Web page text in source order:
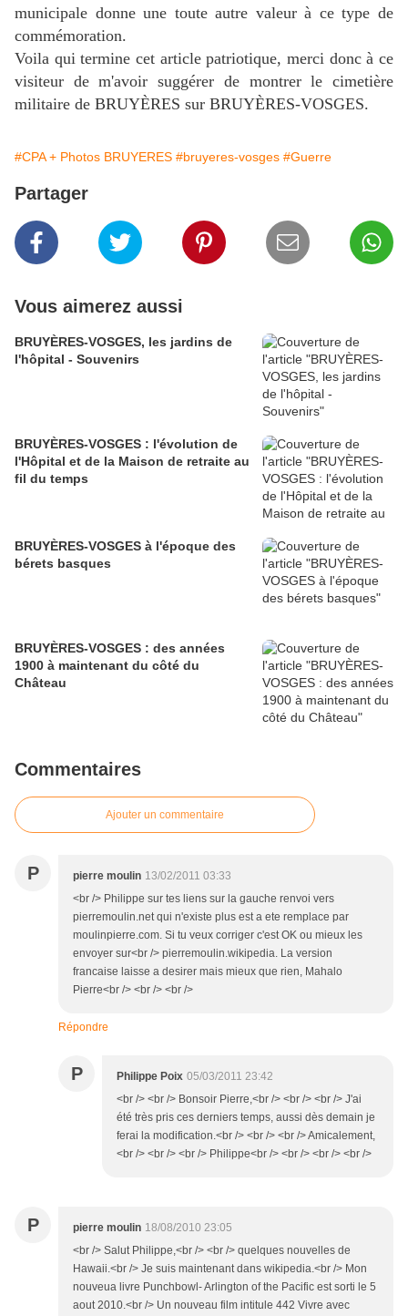
municipale donne une toute autre valeur à ce type de
commémoration.
Voila qui termine cet article patriotique, merci donc à ce
visiteur de m'avoir suggérer de montrer le cimetière
militaire de BRUYÈRES sur BRUYÈRES-VOSGES.
#CPA + Photos BRUYERES #bruyeres-vosges #Guerre
Partager
Vous aimerez aussi
BRUYÈRES-VOSGES, les jardins de
l'hôpital - Souvenirs
BRUYÈRES-VOSGES : l'évolution de
l'Hôpital et de la Maison de retraite au
fil du temps
BRUYÈRES-VOSGES à l'époque des
bérets basques
BRUYÈRES-VOSGES : des années
1900 à maintenant du côté du
Château
Commentaires
Ajouter un commentaire
P pierre moulin 13/02/2011 03:33
<br /> Philippe sur tes liens sur la gauche renvoi vers
pierremoulin.net qui n'existe plus est a ete remplace par
moulinpierre.com. Si tu veux corriger c'est OK ou mieux les
envoyer sur<br /> pierremoulin.wikipedia. La version
francaise laisse a desirer mais mieux que rien, Mahalo
Pierre<br /> <br /> <br />
Répondre
P Philippe Poix 05/03/2011 23:42
<br /> <br /> Bonsoir Pierre,<br /> <br /> <br /> J'ai
été très pris ces derniers temps, aussi dès demain je
ferai la modification.<br /> <br /> <br /> Amicalement,
<br /> <br /> <br /> Philippe<br /> <br /> <br /> <br />
P pierre moulin 18/08/2010 23:05
<br /> Salut Philippe,<br /> <br /> quelques nouvelles de
Hawaii.<br /> Je suis maintenant dans wikipedia.<br /> Mon
nouveua livre Punchbowl- Arlington of the Pacific est sorti le 5
aout 2010.<br /> Un nouveau film intitule 442 Vivre avec